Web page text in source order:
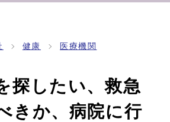
健康 医療機関
探したい、救急
きか、病院に行